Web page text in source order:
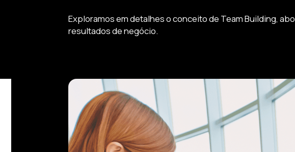
Exploramos em detalhes o conceito de Team Building,
resultados de negócio.